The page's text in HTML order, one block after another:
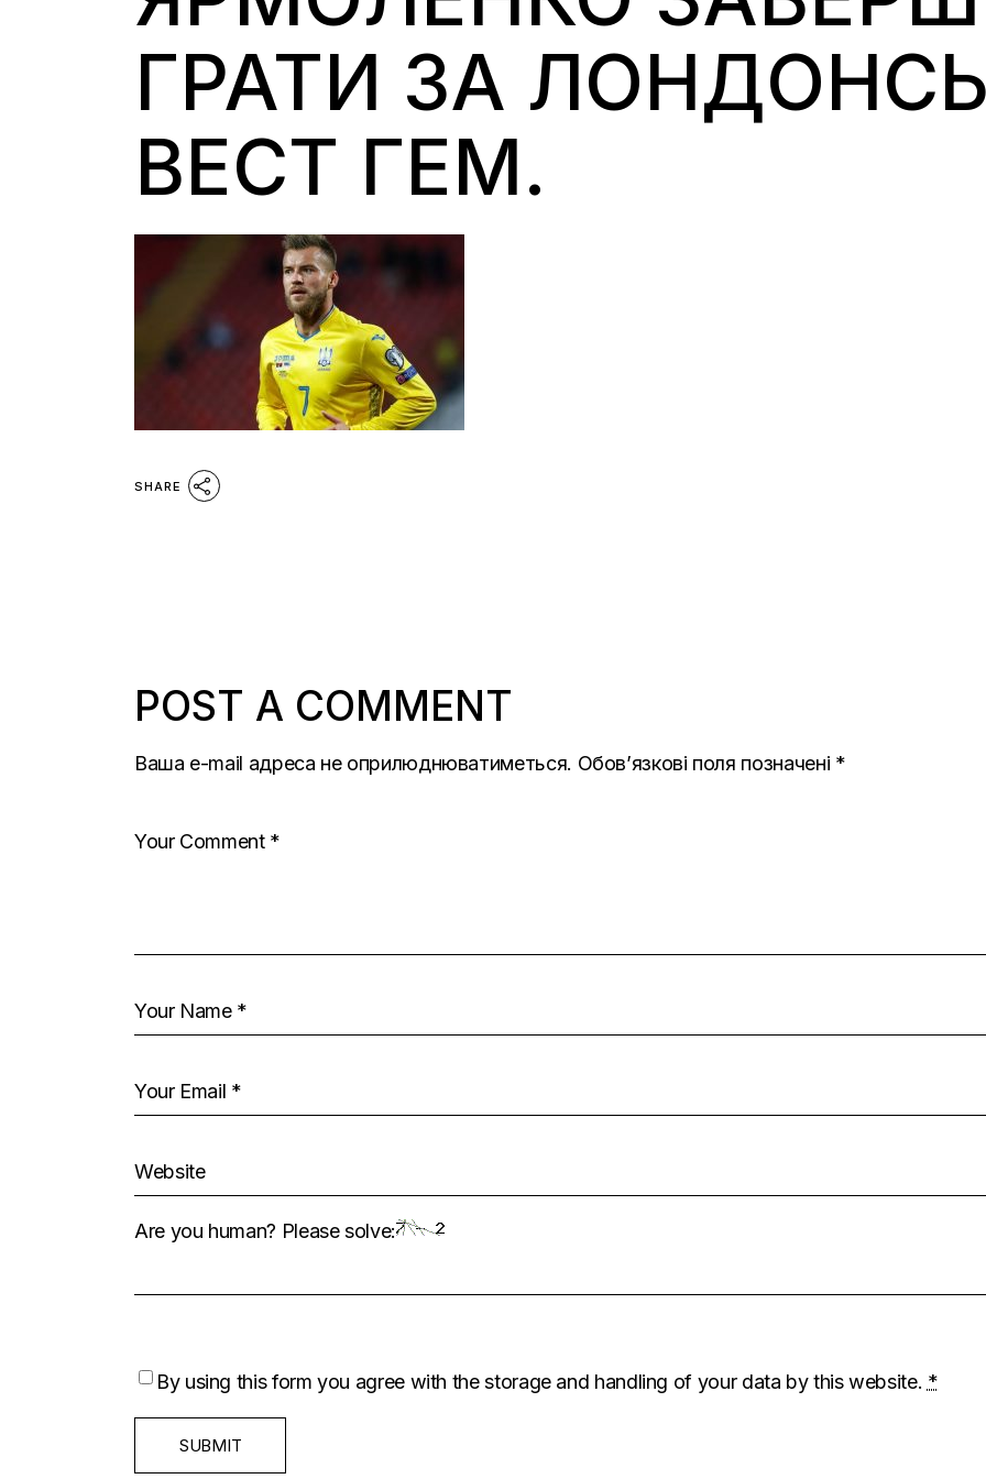
ГРАТИ ЗА
ВЕСТ ГЕМ.
SHARE
POST A COMMENT
Ваша e-mail адреса не оприлюднюватиметься. Обов’язкові поля позначені *
Are you human? Please solve:
By using this form you agree with the storage and handling of your data by this website. *
SUBMIT